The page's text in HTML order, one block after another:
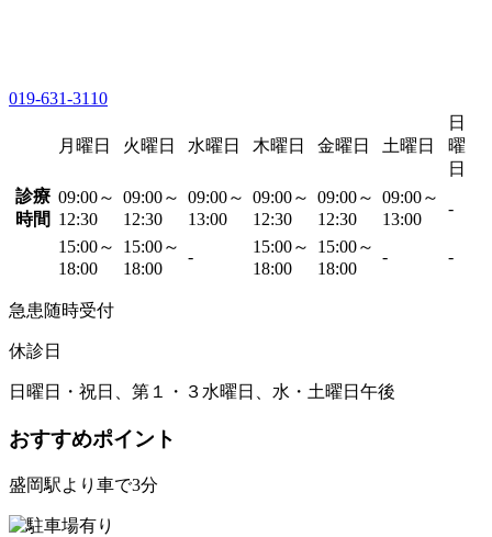
019-631-3110
月曜日 火曜日 水曜日 木曜日 金曜日 土曜日
日
曜
日
診療
時間
09:00～
12:30
09:00～
12:30
09:00～
13:00
09:00～
12:30
09:00～
12:30
09:00～
13:00
-
15:00～
18:00
15:00～
18:00
-
15:00～
18:00
15:00～
18:00
- -
急患随時受付
休診日
日曜日・祝日、第１・３水曜日、水・土曜日午後
おすすめポイント
盛岡駅より車で3分